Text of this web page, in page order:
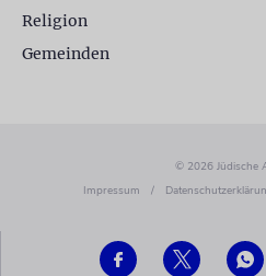
Religion
Gemeinden
© 2026 Jüdische
Impressum
/